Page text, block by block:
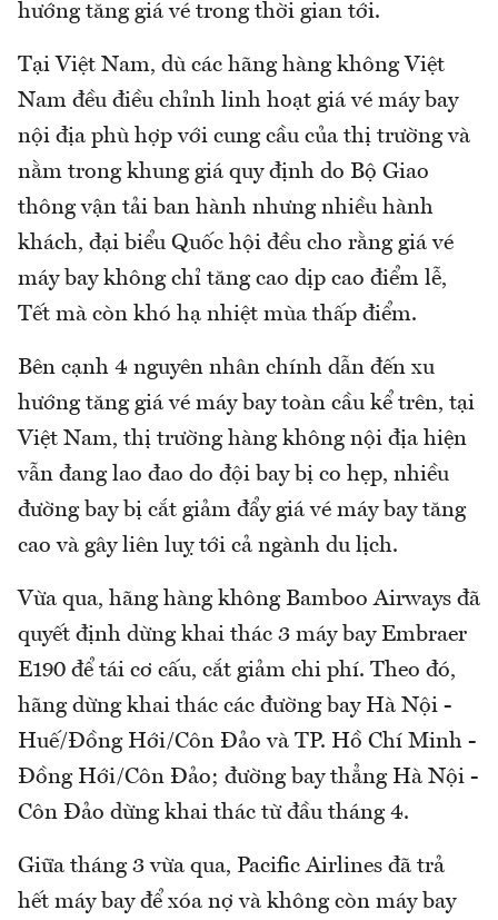
hướng tăng giá vé trong thời gian tới.
Tại Việt Nam, dù các hãng hàng không Việt
Nam đều điều chỉnh linh hoạt giá vé máy bay
nội địa phù hợp với cung cầu của thị trường và
nằm trong khung giá quy định do Bộ Giao
thông vận tải ban hành nhưng nhiều hành
khách, đại biểu Quốc hội đều cho rằng giá vé
máy bay không chỉ tăng cao dịp cao điểm lễ,
Tết mà còn khó hạ nhiệt mùa thấp điểm.
Bên cạnh 4 nguyên nhân chính dẫn đến xu
hướng tăng giá vé máy bay toàn cầu kể trên, tại
Việt Nam, thị trường hàng không nội địa hiện
vẫn đang lao đao do đội bay bị co hẹp, nhiều
đường bay bị cắt giảm đẩy giá vé máy bay tăng
cao và gây liên luỵ tới cả ngành du lịch.
Vừa qua, hãng hàng không Bamboo Airways đã
quyết định dừng khai thác 3 máy bay Embraer
E190 để tái cơ cấu, cắt giảm chi phí. Theo đó,
hãng dừng khai thác các đường bay Hà Nội -
Huế/Đồng Hới/Côn Đảo và TP. Hồ Chí Minh -
Đồng Hới/Côn Đảo; đường bay thẳng Hà Nội -
Côn Đảo dừng khai thác từ đầu tháng 4.
Giữa tháng 3 vừa qua, Pacific Airlines đã trả
hết máy bay để xóa nợ và không còn máy bay